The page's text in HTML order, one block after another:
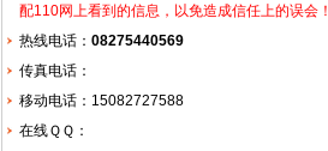
配110网上看到的信息，以免造成信任上的误会！
热线电话： 08275440569
传真电话：
移动电话：15082727588
在线ＱＱ：